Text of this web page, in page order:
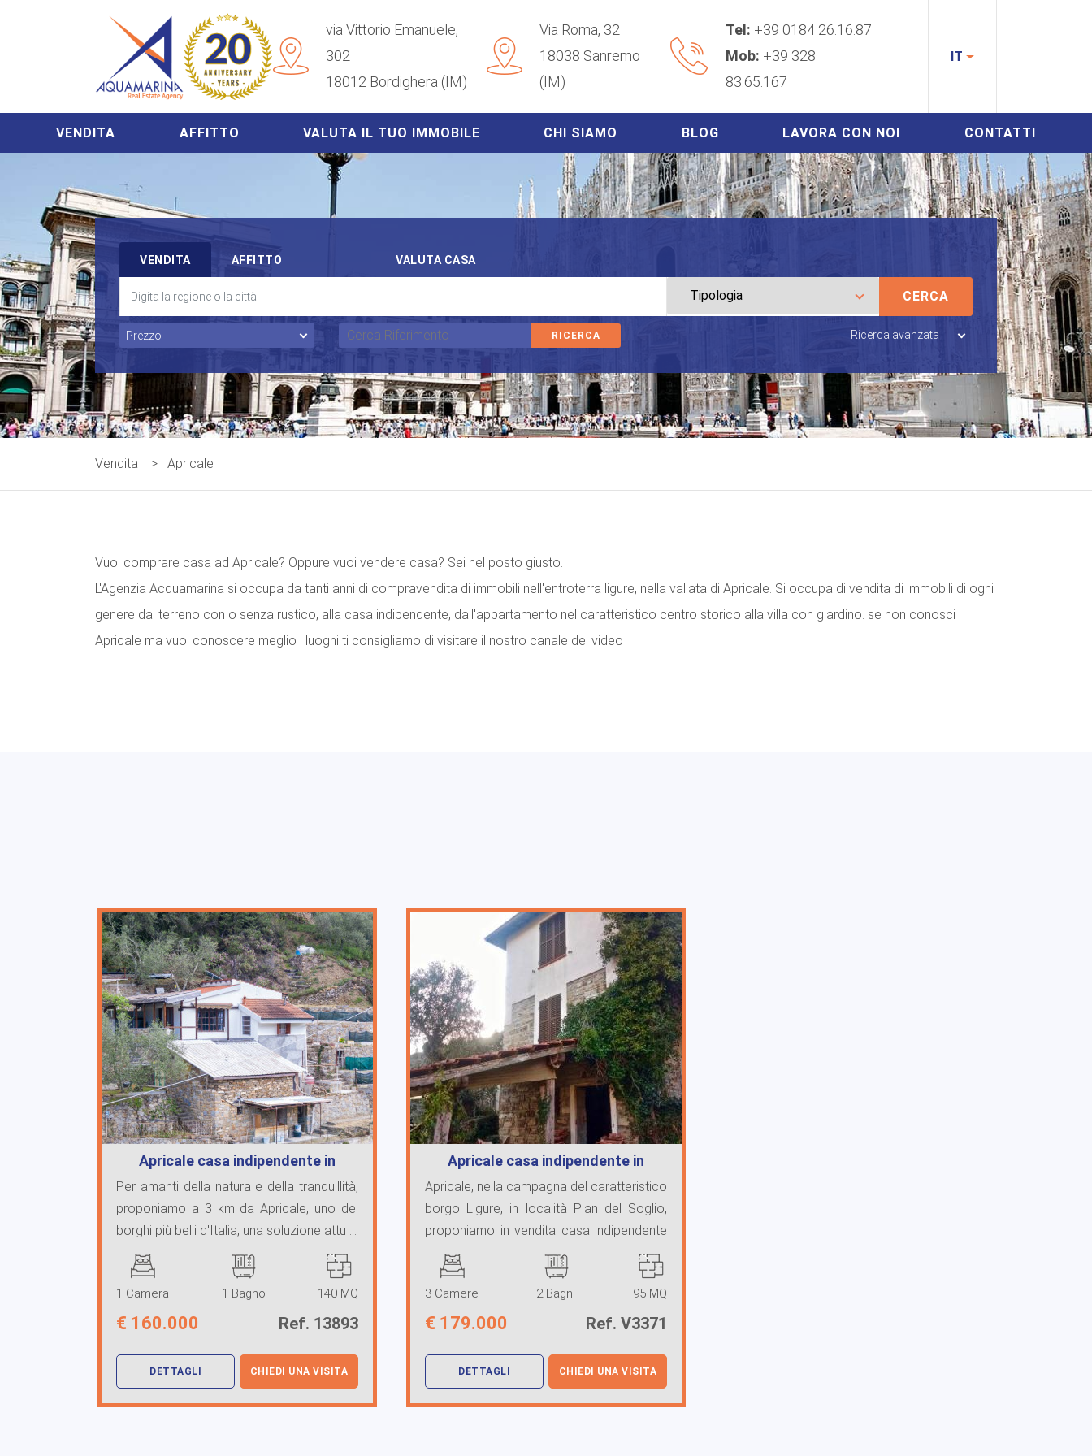
via Vittorio Emanuele,
302
18012 Bordighera (IM)
Via Roma, 32
18038 Sanremo
(IM)
Tel: +39 0184 26.16.87
Mob: +39 328
83.65.167
IT
VENDITA AFFITTO VALUTA IL TUO IMMOBILE CHI SIAMO BLOG LAVORA CON NOI CONTATTI
VENDITA AFFITTO VALUTA CASA
Ricerca avanzata
CERCA
Vendita > Apricale
Vuoi comprare casa ad Apricale? Oppure vuoi vendere casa? Sei nel posto giusto.
L'Agenzia Acquamarina si occupa da tanti anni di compravendita di immobili nell'entroterra ligure, nella vallata di Apricale. Si occupa di vendita di immobili di ogni
genere dal terreno con o senza rustico, alla casa indipendente, dall'appartamento nel caratteristico centro storico alla villa con giardino. se non conosci
Apricale ma vuoi conoscere meglio i luoghi ti consigliamo di visitare il nostro canale dei video
Apricale casa indipendente in
vendita
Per amanti della natura e della tranquillità,
proponiamo a 3 km da Apricale, uno dei
borghi più belli d'Italia, una soluzione attu ...
1 Camera 1 Bagno 140 MQ
€ 160.000 Ref. 13893
DETTAGLI CHIEDI UNA VISITA
Apricale casa indipendente in
vendita
Apricale, nella campagna del caratteristico
borgo Ligure, in località Pian del Soglio,
proponiamo in vendita casa indipendente
da ...
3 Camere 2 Bagni 95 MQ
€ 179.000 Ref. V3371
DETTAGLI CHIEDI UNA VISITA